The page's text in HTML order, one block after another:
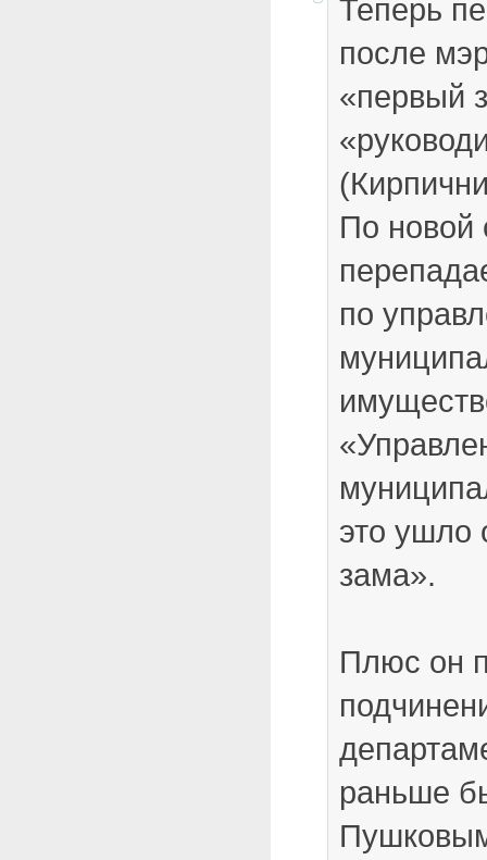
Теперь
после
«первый
По новой
по
это ушло
зама».
Плюс он
раньше